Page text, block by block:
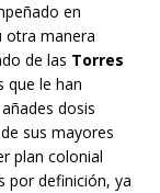
en
otra manera
de las Torres
que le han
dosis
sus mayores
plan colonial
por definición, ya